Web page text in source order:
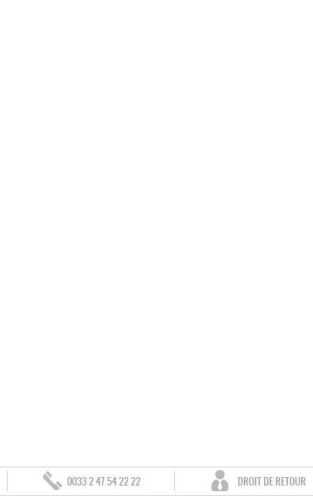
0033 2 47 54 22 22 DROIT DE RETOUR